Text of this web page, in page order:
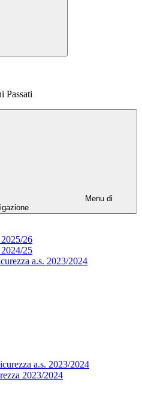
Passati
Menu di
26
25
a.s. 2023/2024
a.s. 2023/2024
2023/2024